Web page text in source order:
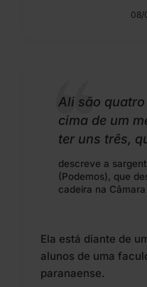
08/
Ali são
cima de um
ter uns três,
descreve a
(Podemos), que
cadeira na
Ela está diante de
alunos de uma
paranaense.